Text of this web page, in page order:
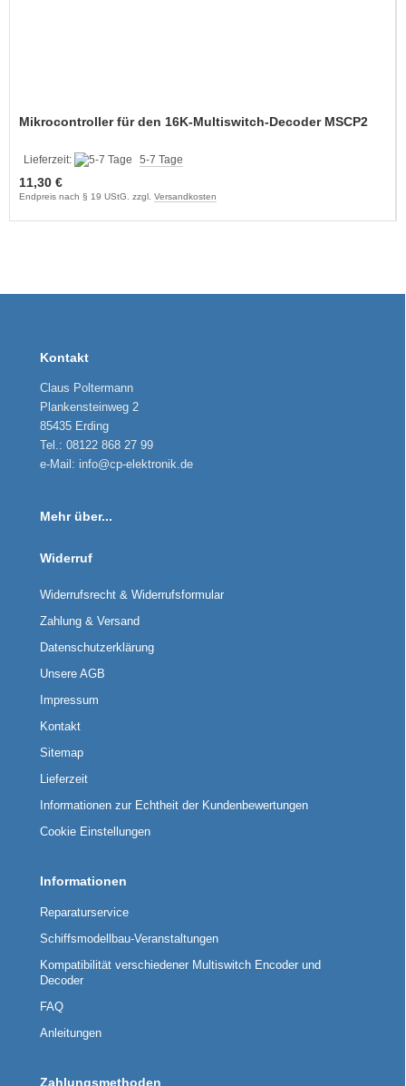
Mikrocontroller für den 16K-Multiswitch-Decoder MSCP2
Lieferzeit: 5-7 Tage
11,30 €
Endpreis nach § 19 UStG. zzgl. Versandkosten
Kontakt
Claus Poltermann
Plankensteinweg 2
85435 Erding
Tel.: 08122 868 27 99
e-Mail: info@cp-elektronik.de
Mehr über...
Widerruf
Widerrufsrecht & Widerrufsformular
Zahlung & Versand
Datenschutzerklärung
Unsere AGB
Impressum
Kontakt
Sitemap
Lieferzeit
Informationen zur Echtheit der Kundenbewertungen
Cookie Einstellungen
Informationen
Reparaturservice
Schiffsmodellbau-Veranstaltungen
Kompatibilität verschiedener Multiswitch Encoder und
Decoder
FAQ
Anleitungen
Zahlungsmethoden